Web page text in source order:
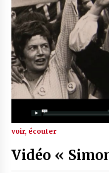
voir, écouter
Vidéo «